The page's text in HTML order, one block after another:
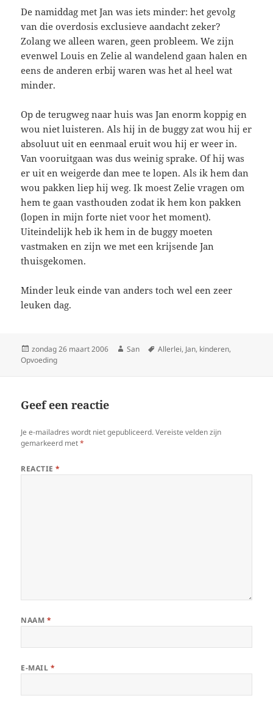
De namiddag met Jan was iets minder: het gevolg
van die overdosis exclusieve aandacht zeker?
Zolang we alleen waren, geen probleem. We zijn
evenwel Louis en Zelie al wandelend gaan halen en
eens de anderen erbij waren was het al heel wat
minder.
Op de terugweg naar huis was Jan enorm koppig en
wou niet luisteren. Als hij in de buggy zat wou hij er
absoluut uit en eenmaal eruit wou hij er weer in.
Van vooruitgaan was dus weinig sprake. Of hij was
er uit en weigerde dan mee te lopen. Als ik hem dan
wou pakken liep hij weg. Ik moest Zelie vragen om
hem te gaan vasthouden zodat ik hem kon pakken
(lopen in mijn forte niet voor het moment).
Uiteindelijk heb ik hem in de buggy moeten
vastmaken en zijn we met een krijsende Jan
thuisgekomen.
Minder leuk einde van anders toch wel een zeer
leuken dag.
Geplaatst
op
zondag 26 maart 2006 Auteur
San Tags
Allerlei, Jan, kinderen,
Opvoeding
Geef een reactie
Je e-mailadres wordt niet gepubliceerd. Vereiste velden zijn
gemarkeerd met*
REACTIE*
NAAM *
E-MAIL *